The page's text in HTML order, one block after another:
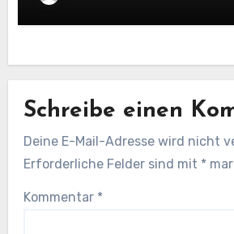
Workflows
Schreibe einen
Deine E-Mail-Adresse wird nicht
Erforderliche Felder sind mit *
Kommentar *